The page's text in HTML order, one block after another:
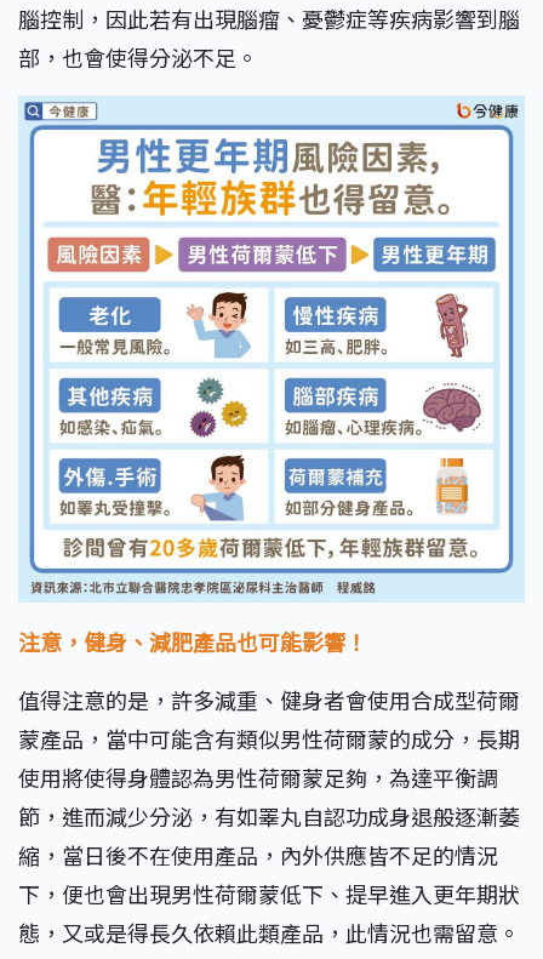
腦控制，因此若有出現腦瘤、憂鬱症等疾病影響到腦
部，也會使得分泌不足。
注意，健身、減肥產品也可能影響！
值得注意的是，許多減重、健身者會使用合成型荷爾
蒙產品，當中可能含有類似男性荷爾蒙的成分，長期
使用將使得身體認為男性荷爾蒙足夠，為達平衡調
節，進而減少分泌，有如睪丸自認功成身退般逐漸萎
縮，當日後不在使用產品，內外供應皆不足的情況
下，便也會出現男性荷爾蒙低下、提早進入更年期狀
態，又或是得長久依賴此類產品，此情況也需留意。